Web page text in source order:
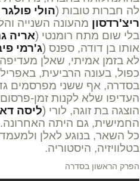
לה חברות טובות (הולי פולגר
ריצ'רדסון מהעונה השנייה
בלי שום מתח רומנטי (אריה
אותו בן דודה, ספנס (ג'רמי
לא בזמן אמיתי, שאלן
בסדרה, אף ששני מפרסמים
העדיפו שלא לקנות זמן-
הוצגה בת זוגה, לורי (ליסה
כל השאר, בנוגע לאלן
בטלוויזיה, היסטוריה.
הפרק הראשון בסדרה